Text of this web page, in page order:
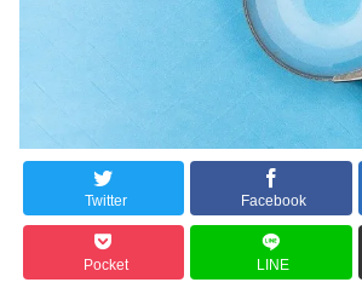
Twitter Facebook
Pocket LINE